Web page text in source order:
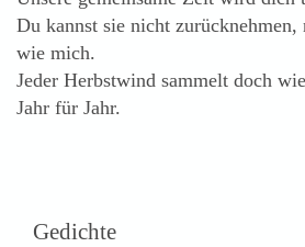
Du kannst sie nicht zurücknehmen,
wie mich.
Jeder Herbstwind sammelt doch
Jahr für Jahr.
Gedichte